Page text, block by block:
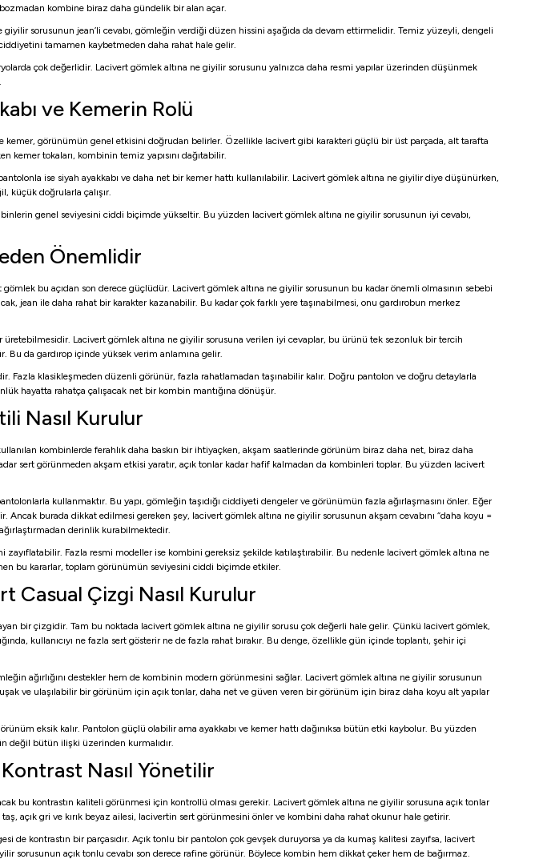
kombine biraz daha gündelik bir alan açar.
sorusunun jean’li cevabı, gömleğin verdiği düzen hissini aşağıda da devam ettirmelidir. Temiz yüzeyli, dengeli
tamamen kaybetmeden daha rahat hale gelir.
çok değerlidir. Lacivert gömlek altına ne giyilir sorusunu yalnızca daha resmi yapılar üzerinden düşünmek
ve Kemerin Rolü
görünümün genel etkisini doğrudan belirler. Özellikle lacivert gibi karakteri güçlü bir üst parçada, alt tarafta
kemer tokaları, kombinin temiz yapısını dağıtabilir.
ise siyah ayakkabı ve daha net bir kemer hattı kullanılabilir. Lacivert gömlek altına ne giyilir diye düşünürken,
küçük doğrularla çalışır.
genel seviyesini ciddi biçimde yükseltir. Bu yüzden lacivert gömlek altına ne giyilir sorusunun iyi cevabı,
Önemlidir
bu açıdan son derece güçlüdür. Lacivert gömlek altına ne giyilir sorusunun bu kadar önemli olmasının sebebi
jean ile daha rahat bir karakter kazanabilir. Bu kadar çok farklı yere taşınabilmesi, onu gardırobun merkez
Lacivert gömlek altına ne giyilir sorusuna verilen iyi cevaplar, bu ürünü tek sezonluk bir tercih
Bu da gardırop içinde yüksek verim anlamına gelir.
klasikleşmeden düzenli görünür, fazla rahatlamadan taşınabilir kalır. Doğru pantolon ve doğru detaylarla
hayatta rahatça çalışacak net bir kombin mantığına dönüşür.
Nasıl Kurulur
kombinlerde ferahlık daha baskın bir ihtiyaçken, akşam saatlerinde görünüm biraz daha net, biraz daha
sert görünmeden akşam etkisi yaratır, açık tonlar kadar hafif kalmadan da kombinleri toplar. Bu yüzden lacivert
kullanmaktır. Bu yapı, gömleğin taşıdığı ciddiyeti dengeler ve görünümün fazla ağırlaşmasını önler. Eğer
burada dikkat edilmesi gereken şey, lacivert gömlek altına ne giyilir sorusunun akşam cevabını “daha koyu =
derinlik kurabilmektedir.
Fazla resmi modeller ise kombini gereksiz şekilde katılaştırabilir. Bu nedenle lacivert gömlek altına ne
bu kararlar, toplam görünümün seviyesini ciddi biçimde etkiler.
Casual Çizgi Nasıl Kurulur
bir çizgidir. Tam bu noktada lacivert gömlek altına ne giyilir sorusu çok değerli hale gelir. Çünkü lacivert gömlek,
kullanıcıyı ne fazla sert gösterir ne de fazla rahat bırakır. Bu denge, özellikle gün içinde toplantı, şehir içi
ağırlığını destekler hem de kombinin modern görünmesini sağlar. Lacivert gömlek altına ne giyilir sorusunun
ve ulaşılabilir bir görünüm için açık tonlar, daha net ve güven veren bir görünüm için biraz daha koyu alt yapılar
eksik kalır. Pantolon güçlü olabilir ama ayakkabı ve kemer hattı dağınıksa bütün etki kaybolur. Bu yüzden
değil bütün ilişki üzerinden kurmalıdır.
Nasıl Yönetilir
bu kontrastın kaliteli görünmesi için kontrollü olması gerekir. Lacivert gömlek altına ne giyilir sorusuna açık tonlar
açık gri ve kırık beyaz ailesi, lacivertin sert görünmesini önler ve kombini daha rahat okunur hale getirir.
de kontrastın bir parçasıdır. Açık tonlu bir pantolon çok gevşek duruyorsa ya da kumaş kalitesi zayıfsa, lacivert
sorusunun açık tonlu cevabı son derece rafine görünür. Böylece kombin hem dikkat çeker hem de bağırmaz.